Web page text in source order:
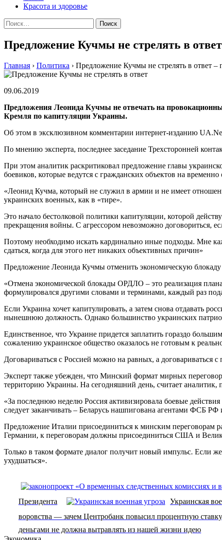
Красота и здоровье
Найти:
Предложение Кучмы не стрелять в
Главная › Политика › Предложение Кучмы не стрелять в ответ
09.06.2019
Предложения Леонида Кучмы не отвечать на
Кремля по капитуляции Украины.
Об этом в эксклюзивном комментарии интернет-изданию
По мнению эксперта, последнее заседание Трехсторонней
При этом аналитик раскритиковал предложение главы
боевиков, которые ведутся с гражданских объектов на
«Леонид Кучма, который не служил в армии и не имеет
украинских военных, как в «тире».
Это начало бестолковой политики капитуляции, которой
прекращения войны. С агрессором невозможно договориться,
Поэтому необходимо искать кардинально иные подходы. Мне
сдаться, когда для этого нет никаких объективных причин»
Предложение Леонида Кучмы отменить экономическую
«Отмена экономической блокады ОРДЛО – это реализация
формулировался другими словами и терминами, каждый раз
Если Украина хочет капитулировать, а затем снова отдавать
нынешнюю должность. Однако большинство украинских
Единственное, что Украине придется заплатить гораздо
сожалению украинское общество оказалось не готовым к
Договариваться с Россией можно на равных, а договариваться с
Эксперт также убежден, что Минский формат мирных
территорию Украины. На сегодняшний день, считает аналитик,
«За последнюю неделю Россия активизировала боевые
следует заканчивать – Беларусь нашпигована агентами ФСБ
Предложение Италии присоединиться к минским
Германии, к переговорам должны присоединиться США и
Только в таком формате диалог получит новый импульс. Если
ухудшаться».
Президента
Украинская
воровства — зачем Центробанк повысил процентную
деньгами не должна вытравлять из нашей жизни идею